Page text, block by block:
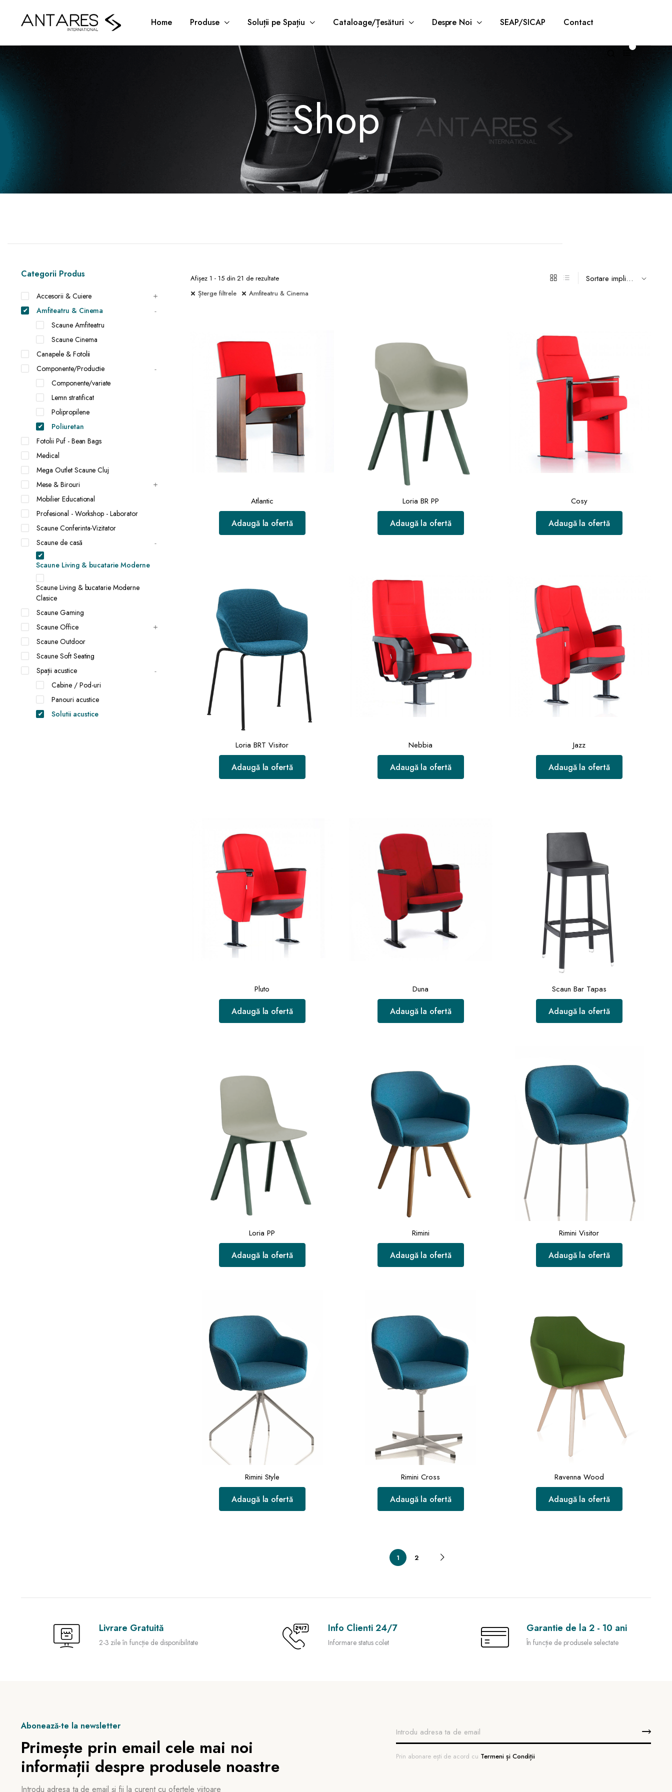
Home Produse Soluții pe Spațiu Cataloage/Țesături Despre Noi SEAP/SICAP Contact
Shop
Afișez 1 - 15 din 21 de rezultate
Șterge filtrele
Amfiteatru & Cinema
Atlantic
Adaugă la ofertă
Loria BR PP
Adaugă la ofertă
Cosy
Adaugă la ofertă
Loria BRT Visitor
Adaugă la ofertă
Nebbia
Adaugă la ofertă
Jazz
Adaugă la ofertă
Pluto
Adaugă la ofertă
Duna
Adaugă la ofertă
Scaun Bar Tapas
Adaugă la ofertă
Loria PP
Adaugă la ofertă
Rimini
Adaugă la ofertă
Rimini Visitor
Adaugă la ofertă
Rimini Style
Adaugă la ofertă
Rimini Cross
Adaugă la ofertă
Ravenna Wood
Adaugă la ofertă
1 2
Categorii Produs
Accesorii & Cuiere
Amfiteatru & Cinema
Scaune Amfiteatru
Scaune Cinema
Canapele & Fotolii
Componente/Productie
Componente/variate
Lemn stratificat
Polipropilene
Poliuretan
Fotolii Puf - Bean Bags
Medical
Mega Outlet Scaune Cluj
Mese & Birouri
Mobilier Educational
Profesional - Workshop - Laborator
Scaune Conferinta-Vizitator
Scaune de casă
Scaune Living & bucatarie Moderne
Scaune Living & bucatarie Moderne
Clasice
Scaune Gaming
Scaune Office
Scaune Outdoor
Scaune Soft Seating
Spații acustice
Cabine / Pod-uri
Panouri acustice
Solutii acustice
Livrare Gratuită
2-3 zile în funcție de disponibilitate
Info Clienti 24/7
Informare status colet
Garantie de la 2 - 10 ani
În funcție de produsele selectate
Abonează-te la newsletter
Primește prin email cele mai noi
informații despre produsele noastre
Introdu adresa ta de email și fii la curent cu ofertele viitoare
Prin abonare ești de acord cu Termeni și Condiții